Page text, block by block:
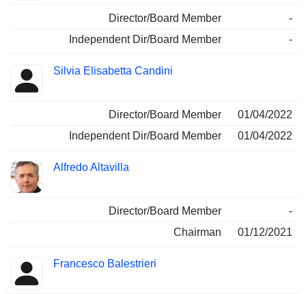
Director/Board Member
-
Independent Dir/Board Member
-
Silvia Elisabetta Candini
Director/Board Member
01/04/2022
Independent Dir/Board Member
01/04/2022
Alfredo Altavilla
Director/Board Member
-
Chairman
01/12/2021
Francesco Balestrieri